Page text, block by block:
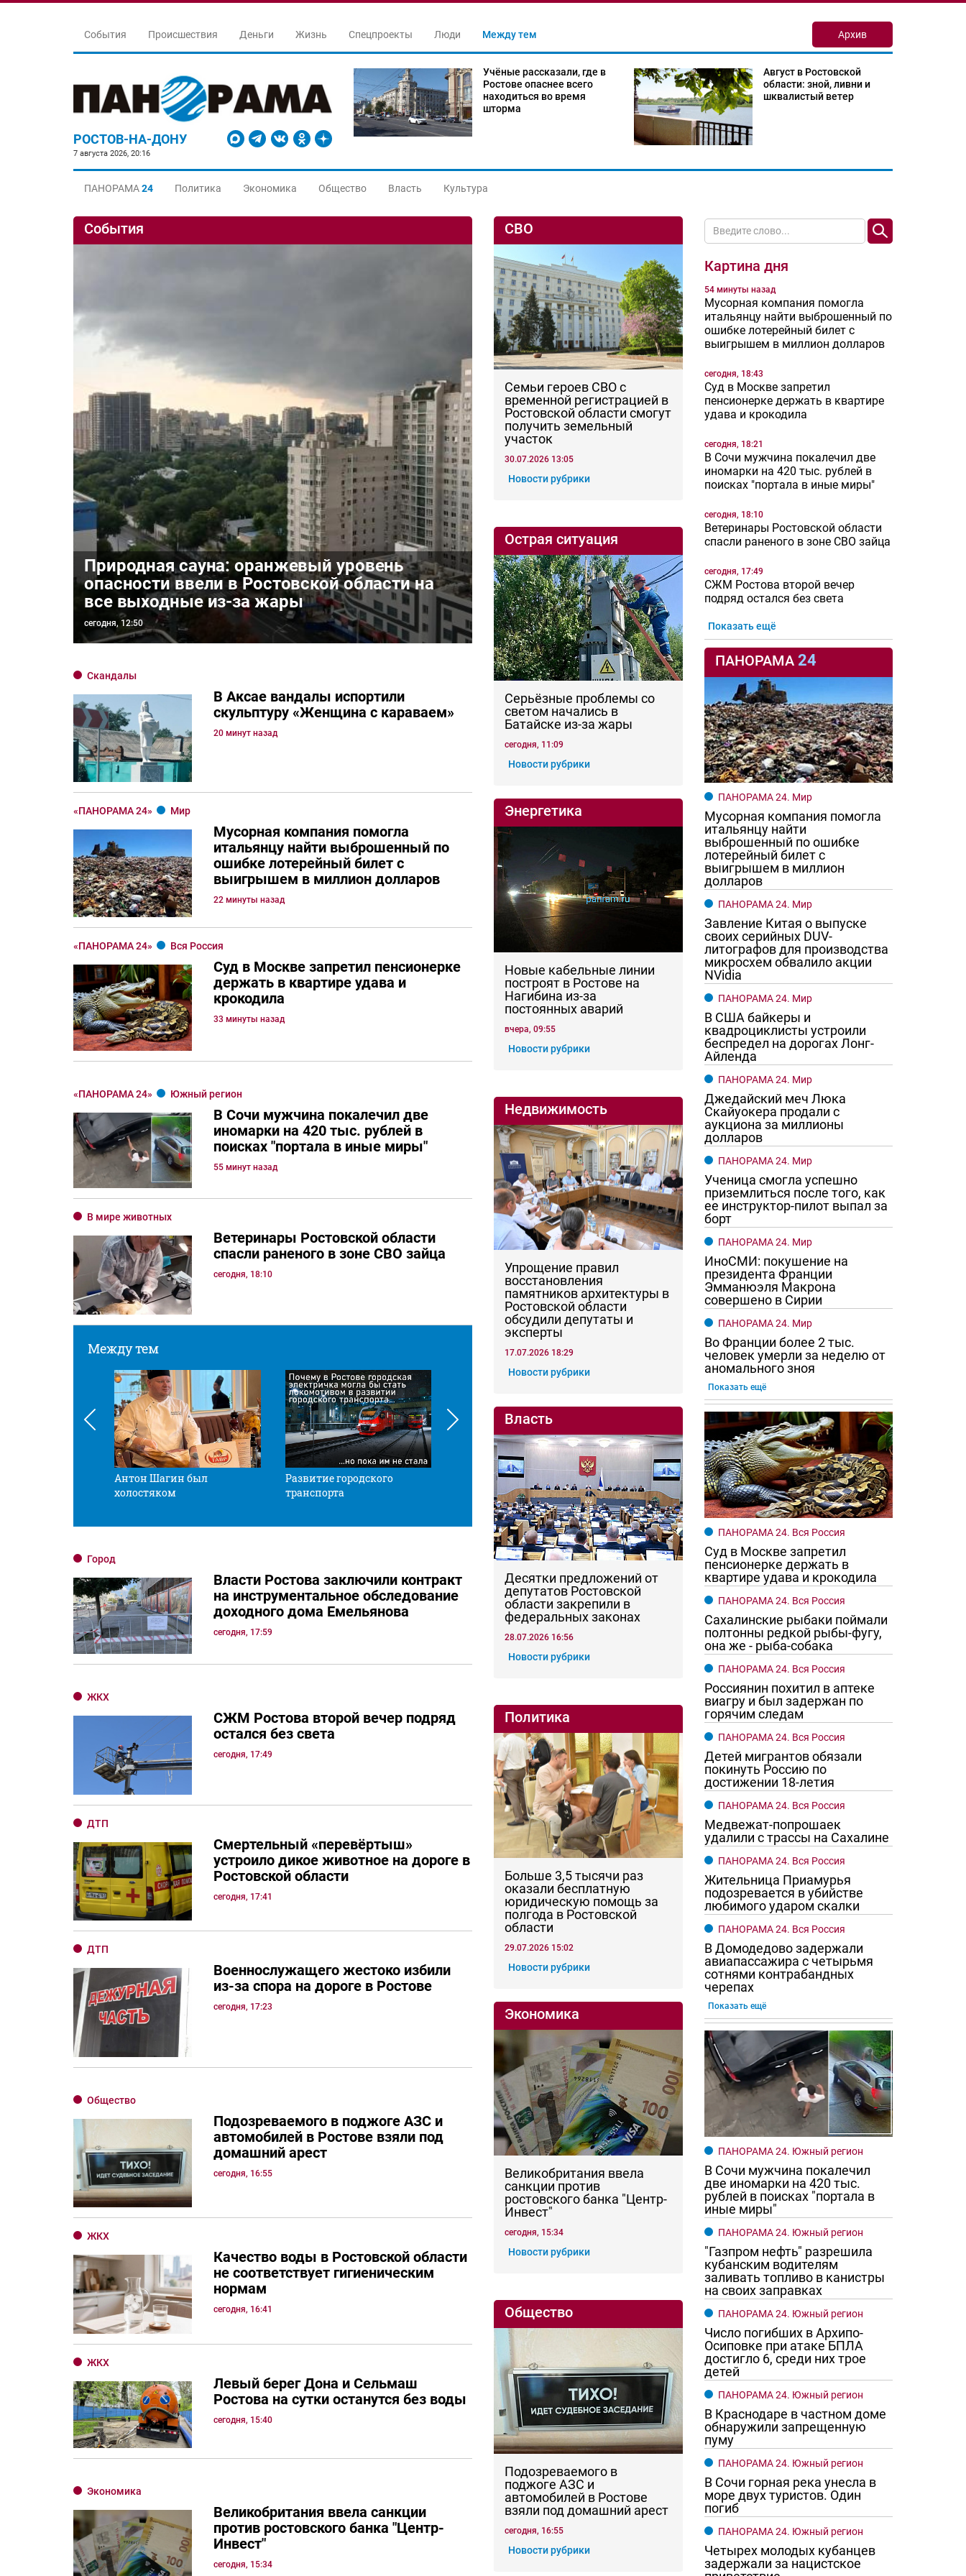
События Происшествия Деньги Жизнь Спецпроекты Люди Между тем Архив
РОСТОВ-НА-ДОНУ
7 августа 2026, 20:16
Учёные рассказали, где в
Ростове опаснее всего
находиться во время
шторма
Август в Ростовской
области: зной, ливни и
шквалистый ветер
ПАНОРАМА24 Политика Экономика Общество Власть Культура
События
Природная сауна: оранжевый уровень
опасности ввели в Ростовской области на
все выходные из-за жары
сегодня, 12:50
Скандалы
В Аксае вандалы испортили
скульптуру «Женщина с караваем»
20 минут назад
«ПАНОРАМА 24» Мир
Мусорная компания помогла
итальянцу найти выброшенный по
ошибке лотерейный билет с
выигрышем в миллион долларов
22 минуты назад
«ПАНОРАМА 24» Вся Россия
Суд в Москве запретил пенсионерке
держать в квартире удава и
крокодила
33 минуты назад
«ПАНОРАМА 24» Южный регион
В Сочи мужчина покалечил две
иномарки на 420 тыс. рублей в
поисках "портала в иные миры"
55 минут назад
В мире животных
Ветеринары Ростовской области
спасли раненого в зоне СВО зайца
сегодня, 18:10
Между тем
Антон Шагин был
холостяком
Развитие городского
транспорта
Красной нитью Чего хотят женщины? Ростовчане смотрите в оба
Город
Власти Ростова заключили контракт
на инструментальное обследование
доходного дома Емельянова
сегодня, 17:59
ЖКХ
СЖМ Ростова второй вечер подряд
остался без света
сегодня, 17:49
ДТП
Смертельный «перевёртыш»
устроило дикое животное на дороге в
Ростовской области
сегодня, 17:41
ДТП
Военнослужащего жестоко избили
из-за спора на дороге в Ростове
сегодня, 17:23
Общество
Подозреваемого в поджоге АЗС и
автомобилей в Ростове взяли под
домашний арест
сегодня, 16:55
ЖКХ
Качество воды в Ростовской области
не соответствует гигиеническим
нормам
сегодня, 16:41
ЖКХ
Левый берег Дона и Сельмаш
Ростова на сутки останутся без воды
сегодня, 15:40
Экономика
Великобритания ввела санкции
против ростовского банка "Центр-
Инвест"
сегодня, 15:34
СВО
Семьи героев СВО с
временной регистрацией в
Ростовской области смогут
получить земельный
участок
30.07.2026 13:05
Новости рубрики
Острая ситуация
Серьёзные проблемы со
светом начались в
Батайске из-за жары
сегодня, 11:09
Новости рубрики
Энергетика
Новые кабельные линии
построят в Ростове на
Нагибина из-за
постоянных аварий
вчера, 09:55
Новости рубрики
Недвижимость
Упрощение правил
восстановления
памятников архитектуры в
Ростовской области
обсудили депутаты и
эксперты
17.07.2026 18:29
Новости рубрики
Власть
Десятки предложений от
депутатов Ростовской
области закрепили в
федеральных законах
28.07.2026 16:56
Новости рубрики
Политика
Больше 3,5 тысячи раз
оказали бесплатную
юридическую помощь за
полгода в Ростовской
области
29.07.2026 15:02
Новости рубрики
Экономика
Великобритания ввела
санкции против
ростовского банка "Центр-
Инвест"
сегодня, 15:34
Новости рубрики
Общество
Подозреваемого в
поджоге АЗС и
автомобилей в Ростове
взяли под домашний арест
сегодня, 16:55
Новости рубрики
Картина дня
54 минуты назад
Мусорная компания помогла
итальянцу найти выброшенный по
ошибке лотерейный билет с
выигрышем в миллион долларов
сегодня, 18:43
Суд в Москве запретил
пенсионерке держать в квартире
удава и крокодила
сегодня, 18:21
В Сочи мужчина покалечил две
иномарки на 420 тыс. рублей в
поисках "портала в иные миры"
сегодня, 18:10
Ветеринары Ростовской области
спасли раненого в зоне СВО зайца
сегодня, 17:49
СЖМ Ростова второй вечер
подряд остался без света
Показать ещё
ПАНОРАМА 24
ПАНОРАМА 24. Мир
Мусорная компания помогла
итальянцу найти
выброшенный по ошибке
лотерейный билет с
выигрышем в миллион
долларов
ПАНОРАМА 24. Мир
Завление Китая о выпуске
своих серийных DUV-
литографов для производства
микросхем обвалило акции
NVidia
ПАНОРАМА 24. Мир
В США байкеры и
квадроциклисты устроили
беспредел на дорогах Лонг-
Айленда
ПАНОРАМА 24. Мир
Джедайский меч Люка
Скайуокера продали с
аукциона за миллионы
долларов
ПАНОРАМА 24. Мир
Ученица смогла успешно
приземлиться после того, как
ее инструктор-пилот выпал за
борт
ПАНОРАМА 24. Мир
ИноСМИ: покушение на
президента Франции
Эмманюэля Макрона
совершено в Сирии
ПАНОРАМА 24. Мир
Во Франции более 2 тыс.
человек умерли за неделю от
аномального зноя
Показать ещё
ПАНОРАМА 24. Вся Россия
Суд в Москве запретил
пенсионерке держать в
квартире удава и крокодила
ПАНОРАМА 24. Вся Россия
Сахалинские рыбаки поймали
полтонны редкой рыбы-фугу,
она же - рыба-собака
ПАНОРАМА 24. Вся Россия
Россиянин похитил в аптеке
виагру и был задержан по
горячим следам
ПАНОРАМА 24. Вся Россия
Детей мигрантов обязали
покинуть Россию по
достижении 18-летия
ПАНОРАМА 24. Вся Россия
Медвежат-попрошаек
удалили с трассы на Сахалине
ПАНОРАМА 24. Вся Россия
Жительница Приамурья
подозревается в убийстве
любимого ударом скалки
ПАНОРАМА 24. Вся Россия
В Домодедово задержали
авиапассажира с четырьмя
сотнями контрабандных
черепах
Показать ещё
ПАНОРАМА 24. Южный регион
В Сочи мужчина покалечил
две иномарки на 420 тыс.
рублей в поисках "портала в
иные миры"
ПАНОРАМА 24. Южный регион
"Газпром нефть" разрешила
кубанским водителям
заливать топливо в канистры
на своих заправках
ПАНОРАМА 24. Южный регион
Число погибших в Архипо-
Осиповке при атаке БПЛА
достигло 6, среди них трое
детей
ПАНОРАМА 24. Южный регион
В Краснодаре в частном доме
обнаружили запрещенную
пуму
ПАНОРАМА 24. Южный регион
В Сочи горная река унесла в
море двух туристов. Один
погиб
ПАНОРАМА 24. Южный регион
Четырех молодых кубанцев
задержали за нацистское